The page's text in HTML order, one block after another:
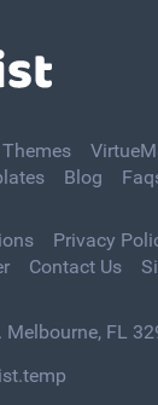
Blog
Privacy
Contact Us
Melbourne, FL